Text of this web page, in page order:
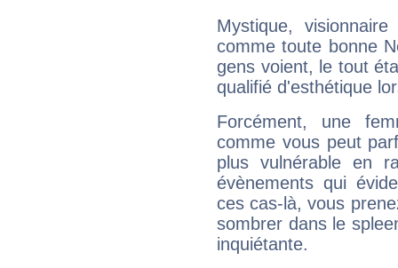
Mystique,
comme toute bonne
gens voient, le tout
qualifié d'esthétique
Forcément, une
comme vous peut
plus vulnérable en
évènements qui
ces cas-là, vous
sombrer dans le
inquiétante.